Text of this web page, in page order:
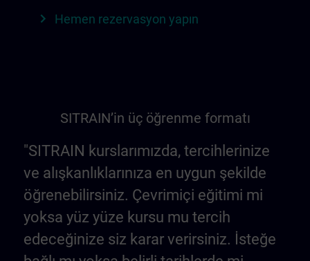
Hemen rezervasyon yapın
SITRAIN’in üç öğrenme formatı
"SITRAIN kurslarımızda, tercihlerinize
ve alışkanlıklarınıza en uygun şekilde
öğrenebilirsiniz. Çevrimiçi eğitimi mi
yoksa yüz yüze kursu mu tercih
edeceğinize siz karar verirsiniz. İsteğe